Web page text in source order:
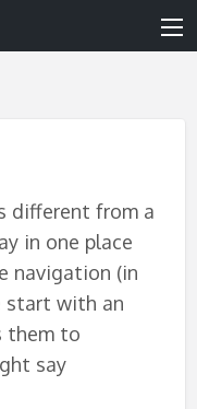
different from a
in one place
navigation (in
start with an
them to
say